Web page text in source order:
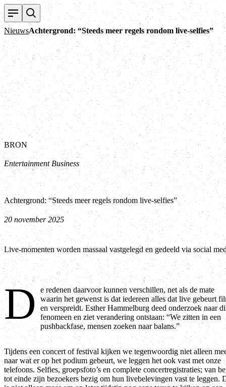
NieuwsAchtergrond: “Steeds meer regels rondom live-selfies”
BRON
Entertainment Business
Achtergrond: “Steeds meer regels rondom live-selfies”
20 november 2025
Live-momenten worden massaal vastgelegd en gedeeld via social
D e redenen daarvoor kunnen verschillen, net als de mate
waarin het gewenst is dat iedereen alles dat live gebeurt
en verspreidt. Esther Hammelburg deed onderzoek naar
fenomeen en ziet verandering ontstaan: “We zitten in een
pushbackfase, mensen zoeken naar balans.”
Tijdens een concert of festival kijken we tegenwoordig niet alleen
naar wat er op het podium gebeurt, we leggen het ook vast met onze
telefoons. Selfies, groepsfoto’s en complete concertregistraties; van
tot einde zijn bezoekers bezig om hun livebelevingen vast te leggen.